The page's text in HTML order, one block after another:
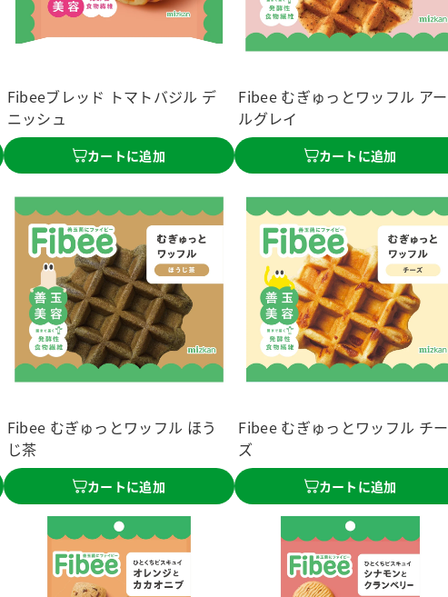
Fibeeブレッド トマトバジル デ
ニッシュ
カートに追加
Fibee むぎゅっとワッフル アー
ルグレイ
カートに追加
Fibee むぎゅっとワッフル ほう
じ茶
カートに追加
Fibee むぎゅっとワッフル チー
ズ
カートに追加